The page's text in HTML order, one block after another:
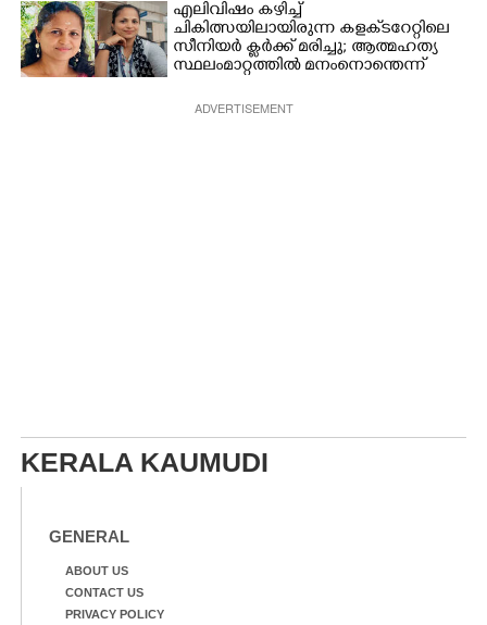
എലിവിഷം കഴിച്ച്
ചികിത്സയിലായിരുന്ന കളക്‌ടറേറ്റിലെ
സീനിയർ ക്ലർക്ക് മരിച്ചു; ആത്മഹത്യ
സ്ഥലംമാറ്റത്തിൽ മനംനൊന്തെന്ന്
ADVERTISEMENT
KERALA KAUMUDI
GENERAL
ABOUT US
CONTACT US
PRIVACY POLICY